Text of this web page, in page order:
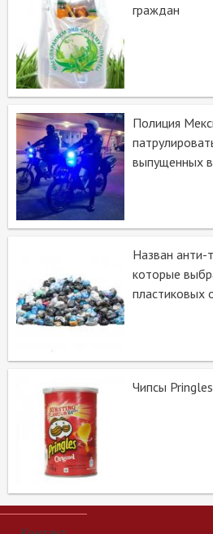
граждан
Полиция
выпущенных
Назван анти-
которые
пластиковых
Чипсы